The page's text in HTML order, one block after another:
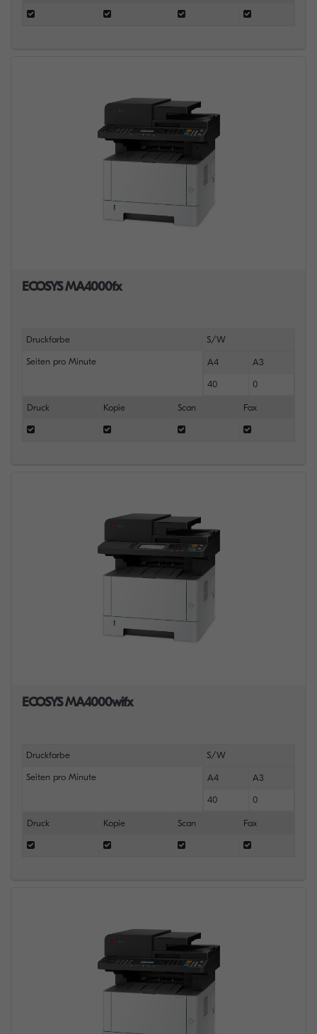
ECOSYS MA4000fx
Druckfarbe S/W
Seiten pro Minute A4 A3
40 0
Druck Kopie Scan Fax
ECOSYS MA4000wifx
Druckfarbe S/W
Seiten pro Minute A4 A3
40 0
Druck Kopie Scan Fax